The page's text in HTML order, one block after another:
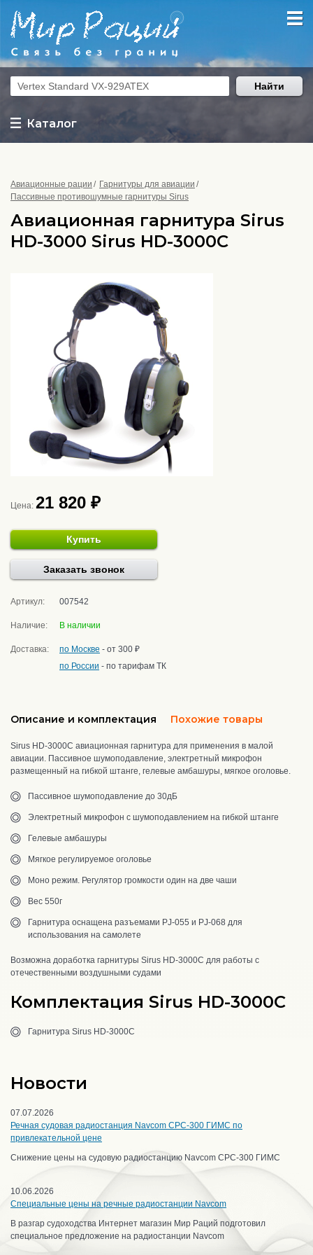
Каталог
Найти
Авиационные рации
Гарнитуры для авиации
Пассивные противошумные гарнитуры Sirus
Авиационная гарнитура Sirus
HD-3000 Sirus HD-3000C
Цена: 21 820 ₽
Купить
Заказать звонок
Артикул: 007542
Наличие: В наличии
Доставка: по Москве - от 300 ₽
по России - по тарифам ТК
Описание и комплектация Похожие товары
Sirus HD-3000C авиационная гарнитура для применения в малой
авиации. Пассивное шумоподавление, электретный микрофон
размещенный на гибкой штанге, гелевые амбашуры, мягкое оголовье.
Пассивное шумоподавление до 30дБ
Электретный микрофон с шумоподавлением на гибкой штанге
Гелевые амбашуры
Мягкое регулируемое оголовье
Моно режим. Регулятор громкости один на две чаши
Вес 550г
Гарнитура оснащена разъемами PJ-055 и PJ-068 для
использования на самолете
Возможна доработка гарнитуры Sirus HD-3000C для работы с
отечественными воздушными судами
Комплектация Sirus HD-3000C
Гарнитура Sirus HD-3000C
Новости
07.07.2026
Речная судовая радиостанция Navcom CPC-300 ГИМС по
привлекательной цене
Снижение цены на судовую радиостанцию Navcom CPC-300 ГИМС
10.06.2026
Специальные цены на речные радиостанции Navcom
В разгар судоходства Интернет магазин Мир Раций подготовил
специальное предложение на радиостанции Navcom